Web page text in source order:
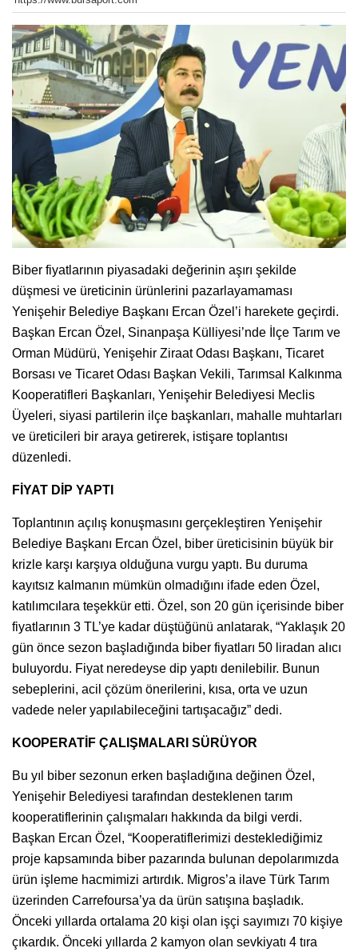
Biber fiyatlarının piyasadaki değerinin aşırı şekilde
düşmesi ve üreticinin ürünlerini pazarlayamaması
Yenişehir Belediye Başkanı Ercan Özel’i harekete geçirdi.
Başkan Ercan Özel, Sinanpaşa Külliyesi’nde İlçe Tarım ve
Orman Müdürü, Yenişehir Ziraat Odası Başkanı, Ticaret
Borsası ve Ticaret Odası Başkan Vekili, Tarımsal Kalkınma
Kooperatifleri Başkanları, Yenişehir Belediyesi Meclis
Üyeleri, siyasi partilerin ilçe başkanları, mahalle muhtarları
ve üreticileri bir araya getirerek, istişare toplantısı
düzenledi.
FİYAT DİP YAPTI
Toplantının açılış konuşmasını gerçekleştiren Yenişehir
Belediye Başkanı Ercan Özel, biber üreticisinin büyük bir
krizle karşı karşıya olduğuna vurgu yaptı. Bu duruma
kayıtsız kalmanın mümkün olmadığını ifade eden Özel,
katılımcılara teşekkür etti. Özel, son 20 gün içerisinde biber
fiyatlarının 3 TL’ye kadar düştüğünü anlatarak, “Yaklaşık 20
gün önce sezon başladığında biber fiyatları 50 liradan alıcı
buluyordu. Fiyat neredeyse dip yaptı denilebilir. Bunun
sebeplerini, acil çözüm önerilerini, kısa, orta ve uzun
vadede neler yapılabileceğini tartışacağız” dedi.
KOOPERATİF ÇALIŞMALARI SÜRÜYOR
Bu yıl biber sezonun erken başladığına değinen Özel,
Yenişehir Belediyesi tarafından desteklenen tarım
kooperatiflerinin çalışmaları hakkında da bilgi verdi.
Başkan Ercan Özel, “Kooperatiflerimizi desteklediğimiz
proje kapsamında biber pazarında bulunan depolarımızda
ürün işleme hacmimizi artırdık. Migros’a ilave Türk Tarım
üzerinden Carrefoursa’ya da ürün satışına başladık.
Önceki yıllarda ortalama 20 kişi olan işçi sayımızı 70 kişiye
çıkardık. Önceki yıllarda 2 kamyon olan sevkiyatı 4 tıra